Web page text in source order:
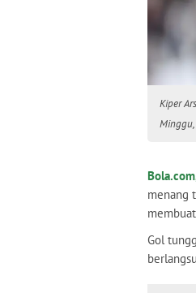
Kiper
Minggu,
menang
Gol